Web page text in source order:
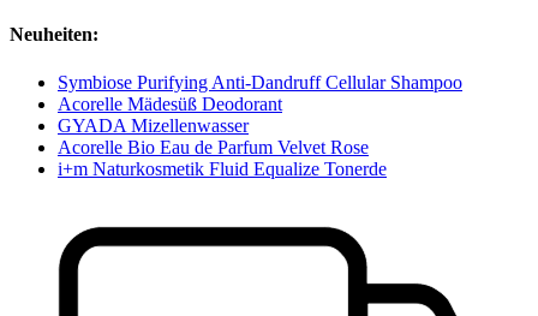
Neuheiten:
Symbiose Purifying Anti-Dandruff Cellular Shampoo
Acorelle Mädesüß Deodorant
GYADA Mizellenwasser
Acorelle Bio Eau de Parfum Velvet Rose
i+m Naturkosmetik Fluid Equalize Tonerde